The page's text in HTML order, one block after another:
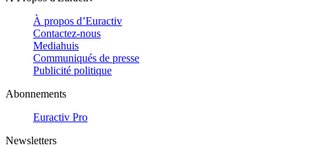
À propos d’Euractiv
Contactez-nous
Mediahuis
Communiqués de presse
Publicité politique
Abonnements
Euractiv Pro
Newsletters